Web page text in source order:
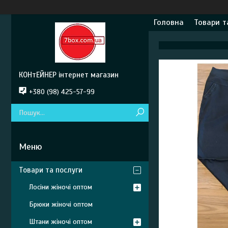
Головна Товари
КОНтЕЙНЕР інтернет магазин
+380 (98) 425-57-99
Товари та послуги
Лосіни жіночі оптом
Брюки жіночі оптом
Штани жіночі оптом